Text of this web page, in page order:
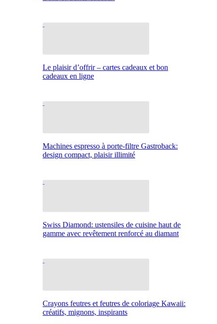
Le plaisir d’offrir – cartes cadeaux et bon
cadeaux en ligne
Machines espresso à porte-filtre Gastroback:
design compact, plaisir illimité
Swiss Diamond: ustensiles de cuisine haut de
gamme avec revêtement renforcé au diamant
Crayons feutres et feutres de coloriage Kawaii:
créatifs, mignons, inspirants